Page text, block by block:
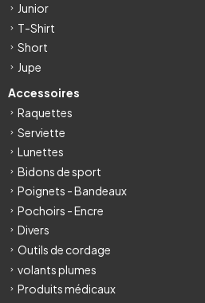
Junior
T-Shirt
Short
Jupe
Accessoires
Raquettes
Serviette
Lunettes
Bidons de sport
Poignets - Bandeaux
Pochoirs - Encre
Divers
Outils de cordage
volants plumes
Produits médicaux